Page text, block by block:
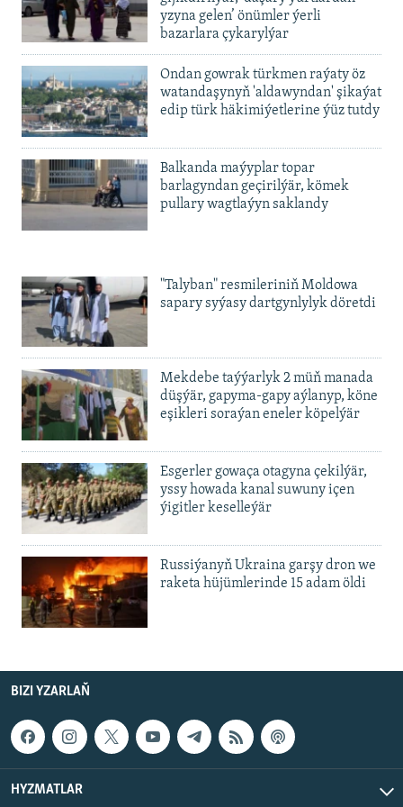
yzyna gelen’ önümler ýerli
bazarlara çykarylýar
Ondan gowrak türkmen raýaty öz
watandaşynyň 'aldawyndan' şikaýat
edip türk häkimiýetlerine ýüz tutdy
Balkanda maýyplar topar
barlagyndan geçirilýär, kömek
pullary wagtlaýyn saklandy
"Talyban" resmileriniň Moldowa
sapary syýasy dartgynlylyk döretdi
Mekdebe taýýarlyk 2 müň manada
düşýär, gapyma-gapy aýlanyp, köne
eşikleri soraýan eneler köpelýär
Esgerler gowaça otagyna çekilýär,
yssy howada kanal suwuny içen
ýigitler keselleýär
Russiýanyň Ukraina garşy dron we
raketa hüjümlerinde 15 adam öldi
BIZI YZARLAŇ
HYZMATLAR